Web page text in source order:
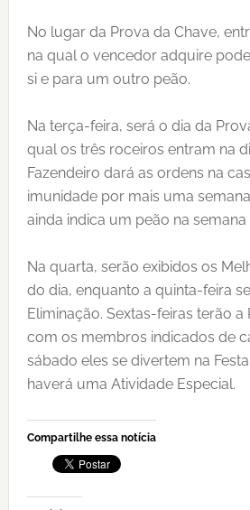
No lugar da Prova da Chave,
na qual o vencedor adquire
si e para um outro peão.
Na terça-feira, será o dia da
qual os três roceiros entram na
Fazendeiro dará as ordens na
imunidade por mais uma
ainda indica um peão na semana
Na quarta, serão exibidos os
do dia, enquanto a quinta-feira
Eliminação. Sextas-feiras terão a
com os membros indicados de
sábado eles se divertem na
haverá uma Atividade Especial.
Compartilhe essa notícia